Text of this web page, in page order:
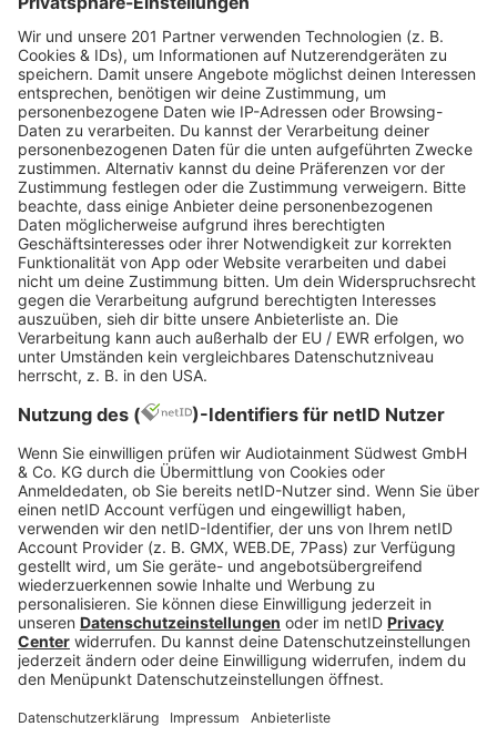
Sing For The Moment
Über den ersten Vers in„Sing For The Moment
(Lyrics)“ schrieb er:
„In dem ersten Vers geht um die Kritiker, die nicht
verstanden haben, warum sich Leute mit mir
identifizieren. Ich hab gemerkt, dass ich wie die
Rapper werde, zu denen ich als Kind früher
aufgeschaut habe. Ich hab LL Cool J und die
Beastie Boys geliebt. Und selbst, wenn keiner ihre
Musik verstanden hat, war das egal – ich hab sie
verstanden.